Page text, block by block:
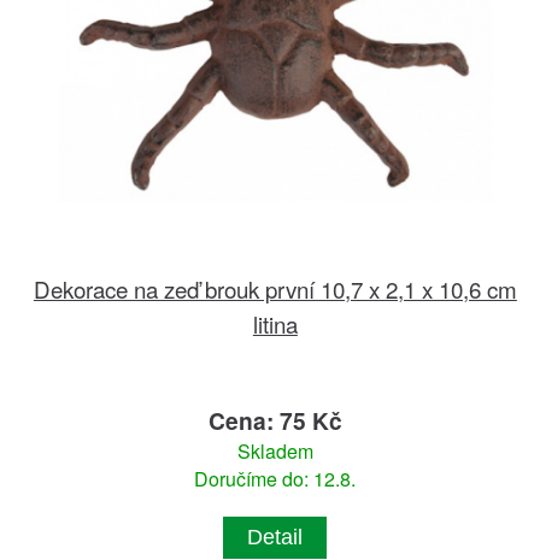
Dekorace na zeď brouk první 10,7 x 2,1 x 10,6 cm
litina
Cena: 75 Kč
Skladem
Doručíme do: 12.8.
Detail